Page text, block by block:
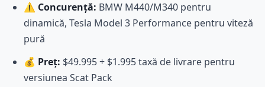
⚠️ Concurență: BMW M440/M340 pentru
dinamică, Tesla Model 3 Performance pentru viteză
pură
💰 Preț: $49.995 + $1.995 taxă de livrare pentru
versiunea Scat Pack